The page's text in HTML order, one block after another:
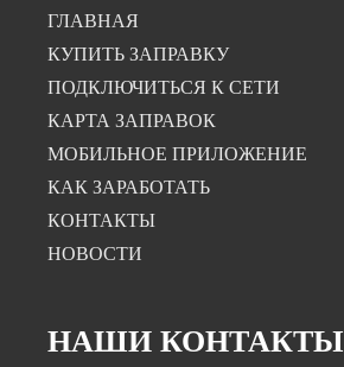
ГЛАВНАЯ
КУПИТЬ ЗАПРАВКУ
ПОДКЛЮЧИТЬСЯ К СЕТИ
КАРТА ЗАПРАВОК
МОБИЛЬНОЕ ПРИЛОЖЕНИЕ
КАК ЗАРАБОТАТЬ
КОНТАКТЫ
НОВОСТИ
НАШИ КОНТАКТЫ